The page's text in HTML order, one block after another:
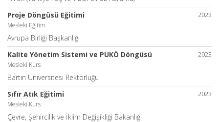
2023
Proje Döngüsü Eğitimi
Mesleki Eğitim
Avrupa Birliği Başkanlığı
2023
Kalite Yönetim Sistemi ve PUKÖ Döngüsü
Mesleki Kurs
Bartın Üniversitesi Rektörlüğü
2023
Sıfır Atık Eğitimi
Mesleki Kurs
Çevre, Şehircilik ve İklim Değişikliği Bakanlığı